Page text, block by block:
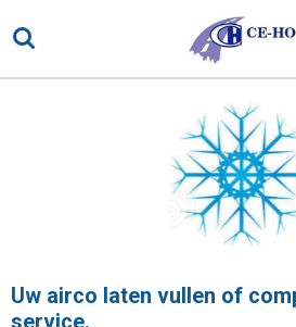
direct
naar
Uw airco laten vullen of